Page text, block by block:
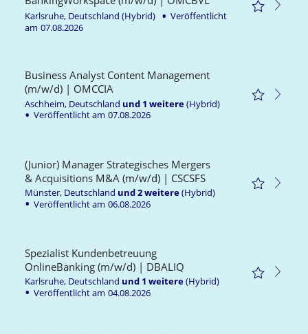
Karlsruhe, Deutschland (Hybrid)
Veröffentlicht
am 07.08.2026
Business Analyst Content Management
(m/w/d) | OMCCIA
Aschheim, Deutschland und 1 weitere(Hybrid)
Veröffentlicht am 07.08.2026
(Junior) Manager Strategisches Mergers
& Acquisitions M&A (m/w/d) | CSCSFS
Münster, Deutschland und2weitere(Hybrid)
Veröffentlicht am 06.08.2026
Spezialist Kundenbetreuung
OnlineBanking (m/w/d) | DBALIQ
Karlsruhe, Deutschland und 1 weitere(Hybrid)
Veröffentlicht am 04.08.2026